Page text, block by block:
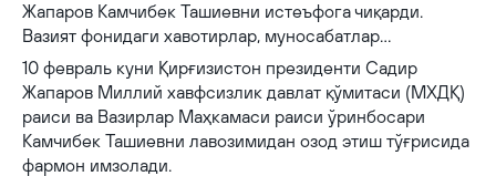
Жапаров Камчибек Ташиевни истеъфога чиқарди.
Вазият фонидаги хавотирлар, муносабатлар…
10 февраль куни Қирғизистон президенти Садир
Жапаров Миллий хавфсизлик давлат қўмитаси (МХДҚ)
раиси ва Вазирлар Маҳкамаси раиси ўринбосари
Камчибек Ташиевни лавозимидан озод этиш тўғрисида
фармон имзолади.